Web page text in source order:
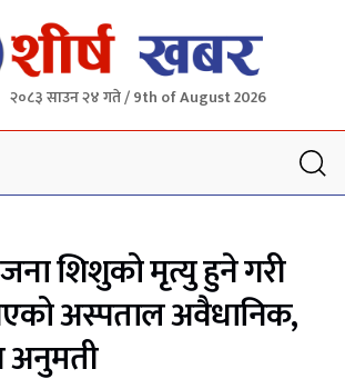
२०८३ साउन २४ गते / 9th of August 2026
शिशुको मृत्यु हुने गरी
अस्पताल अवैधानिक,
अनुमती